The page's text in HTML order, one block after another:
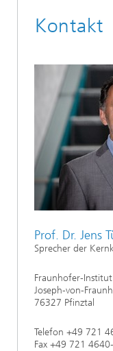
Kontakt
Prof. Dr. Jens
Sprecher der
Fraunhofer-
Joseph-von-
76327 Pfinztal
Telefon +49 721
Fax +49 721